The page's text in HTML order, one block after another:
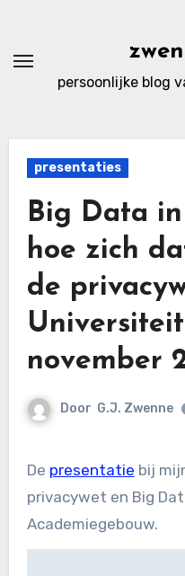
de
persoonlijke blog
presentaties
Big Data
hoe zich
de
november
Door G.J. Zwenne
De presentatie bij
privacywet en Big
Academiegebouw.